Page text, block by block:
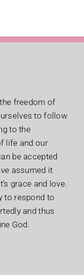
freedom of
to follow
to the
life and our
be accepted
assumed it
grace and love.
to respond to
and thus
God.